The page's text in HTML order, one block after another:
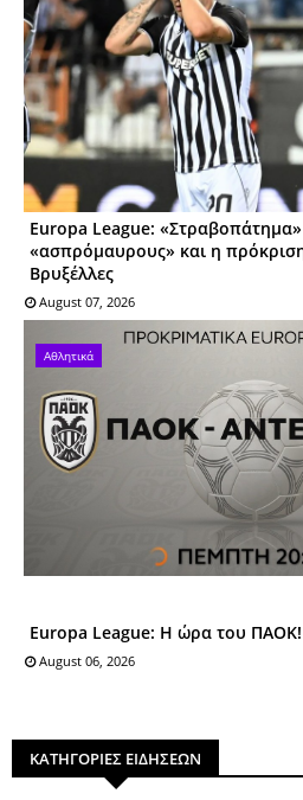
Europa League: «Στραβοπάτημα»
«ασπρόμαυρους» και η
Βρυξέλλες
August 07, 2026
Αθλητικά
Europa League: Η ώρα του ΠΑΟΚ!
August 06, 2026
ΚΑΤΗΓΟΡΙΕΣ ΕΙΔΗΣΕΩΝ